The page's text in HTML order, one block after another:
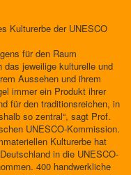
Kulturerbe der UNESCO
für den Raum
jeweilige kulturelle und
Aussehen und ihrem
immer ein Produkt ihrer
für den traditionsreichen, in
so zentral“, sagt Prof.
UNESCO-Kommission.
Kulturerbe hat
in die UNESCO-
400 handwerkliche